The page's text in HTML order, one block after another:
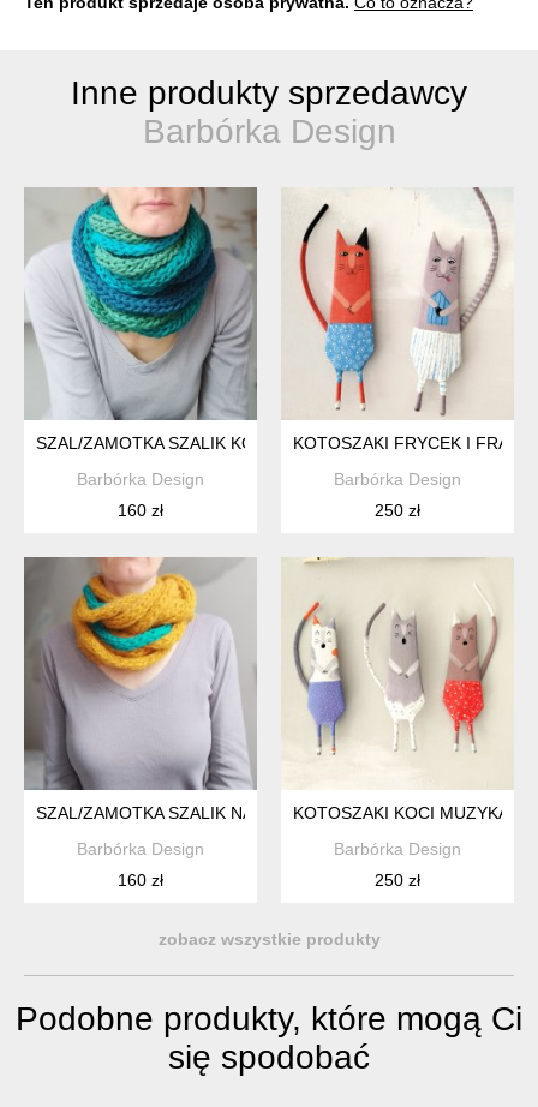
Inne produkty sprzedawcy
Barbórka Design
SZAL/ZAMOTKA SZALIK KOMIN NIEBIESKO ZIELONY
Barbórka Design
160 zł
KOTOSZAKI FRYCEK I
Barbórka Design
250 zł
SZAL/ZAMOTKA SZALIK NASZYJNIK MIODOWY
Barbórka Design
160 zł
KOTOSZAKI KOCI
Barbórka Design
250 zł
zobacz wszystkie produkty
Podobne produkty, które mogą Ci
się spodobać